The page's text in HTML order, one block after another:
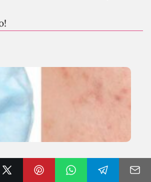
de la crema ácida:
los secretos de una piel